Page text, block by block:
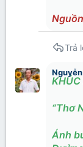
Trả
KHÚC
“Thơ
Ánh